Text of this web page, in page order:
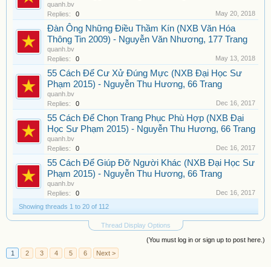
quanh.bv
Replies:
0 May 20, 2018
Đàn Ông Những Điều Thầm Kín (NXB Văn Hóa
Thông Tin 2009) - Nguyễn Văn Nhương, 177 Trang
quanh.bv
Replies:
0 May 13, 2018
55 Cách Để Cư Xử Đúng Mực (NXB Đại Học Sư
Phạm 2015) - Nguyễn Thu Hương, 66 Trang
quanh.bv
Replies:
0 Dec 16, 2017
55 Cách Để Chọn Trang Phục Phù Hợp (NXB Đại
Học Sư Phạm 2015) - Nguyễn Thu Hương, 66 Trang
quanh.bv
Replies:
0 Dec 16, 2017
55 Cách Để Giúp Đỡ Người Khác (NXB Đại Học Sư
Phạm 2015) - Nguyễn Thu Hương, 66 Trang
quanh.bv
Replies:
0
Dec 16, 2017
Showing threads 1 to 20 of 112
Thread Display Options
(You must log in or sign up to post here.)
1
2 3 4 5 6 Next >